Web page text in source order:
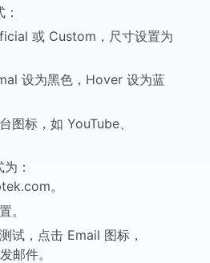
或 Custom，尺寸设置为
设为黑色，Hover 设为蓝
图标，如 YouTube、
：
。
。
试，点击 Email 图标，
邮件。